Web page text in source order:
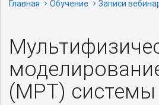
Главная Обучение Записи
(МРТ) системы